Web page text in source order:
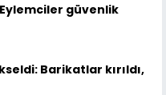
güvenlik
Barikatlar kırıldı,